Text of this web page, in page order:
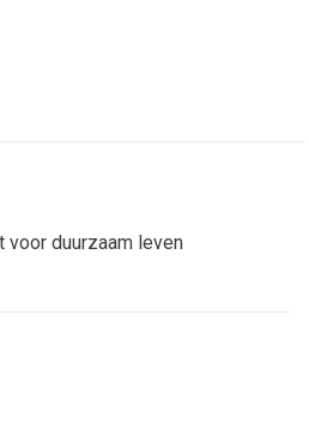
voor duurzaam leven